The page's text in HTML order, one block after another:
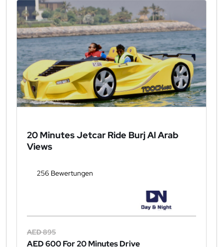
20 Minutes Jetcar Ride Burj Al Arab
Views
256 Bewertungen
AED 895
AED 600For 20 Minutes Drive